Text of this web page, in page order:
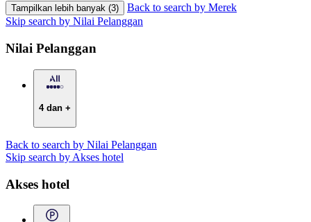
Tampilkan lebih banyak (3)
Back to search by Merek
Skip search by Nilai Pelanggan
Nilai Pelanggan
4 dan +
Back to search by Nilai Pelanggan
Skip search by Akses hotel
Akses hotel